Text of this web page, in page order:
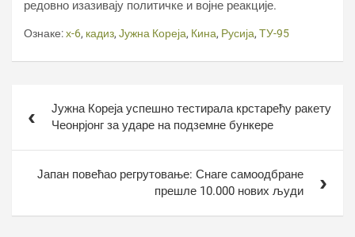
редовно изазивају политичке и војне реакције.
Ознаке:х-6, кадиз, Јужна Кореја, Кина, Русија, ТУ-95
чланкаЈужна Кореја успешно тестирала крстарећу ракету
Чеонрјонг за ударе на подземне бункере
Јапан повећао регрутовање: Снаге самоодбране
прешле 10.000 нових људи